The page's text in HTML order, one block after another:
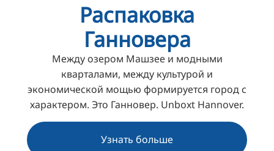
Распаковка
Ганновера
Между озером Машзее и модными
кварталами, между культурой и
экономической мощью формируется город с
характером. Это Ганновер. Unboxt Hannover.
Узнать больше